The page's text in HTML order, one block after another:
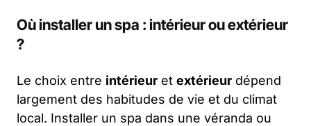
Où installer un spa : intérieur ou extérieur
?
Le choix entre intérieur et extérieur dépend
largement des habitudes de vie et du climat
local. Installer un spa dans une véranda ou